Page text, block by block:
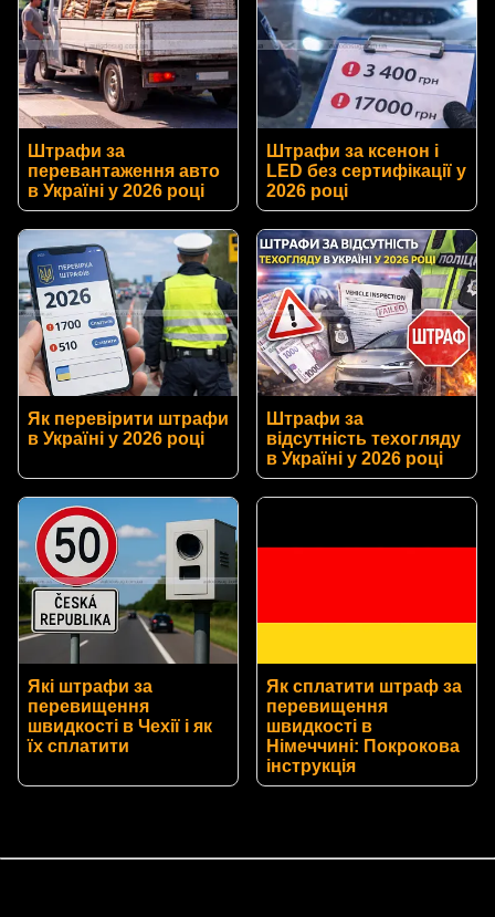
Штрафи за
перевантаження авто
в Україні у 2026 році
Штрафи за ксенон і
LED без сертифікації у
2026 році
Як перевірити штрафи
в Україні у 2026 році
Штрафи за
відсутність техогляду
в Україні у 2026 році
Які штрафи за
перевищення
швидкості в Чехії і як
їх сплатити
Як сплатити штраф за
перевищення
швидкості в
Німеччині: Покрокова
інструкція